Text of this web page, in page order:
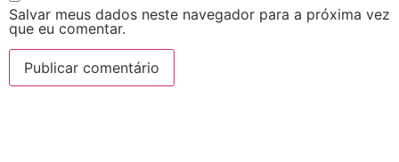
Salvar meus dados neste navegador para a próxima vez
que eu comentar.